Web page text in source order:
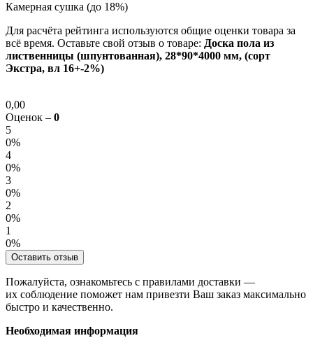
Камерная сушка (до 18%)
Для расчёта рейтинга используются общие оценки товара за
всё время. Оставьте свой отзыв о товаре: Доска пола из
лиственницы (шпунтованная), 28*90*4000 мм, (сорт
Экстра, вл 16+-2%)
0,00
Оценок – 0
5
0%
4
0%
3
0%
2
0%
1
0%
Оставить отзыв
Пожалуйста, ознакомьтесь с правилами доставки —
их соблюдение поможет нам привезти Ваш заказ максимально
быстро и качественно.
Необходимая информация